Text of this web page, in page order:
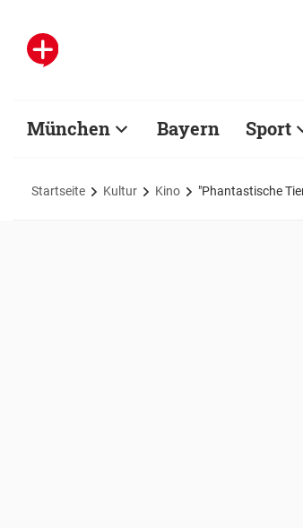
München Bayern Sport
Startseite Kultur Kino "Phantastische